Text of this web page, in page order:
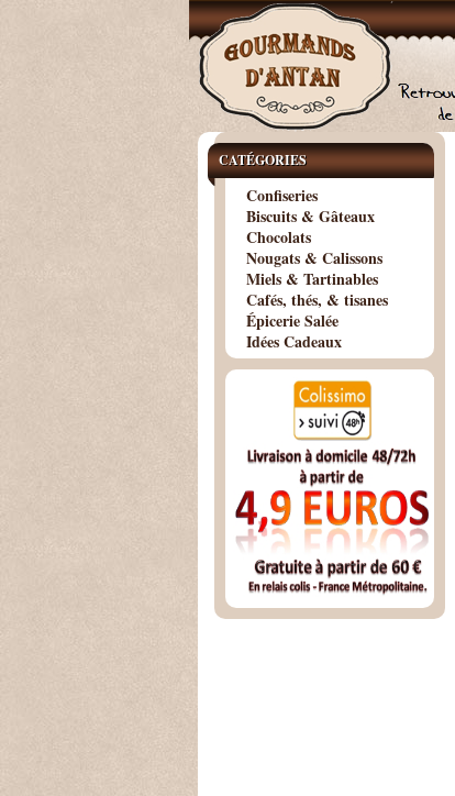
CATÉGORIES
Confiseries
Biscuits & Gâteaux
Chocolats
Nougats & Calissons
Miels & Tartinables
Cafés, thés, & tisanes
Épicerie Salée
Idées Cadeaux